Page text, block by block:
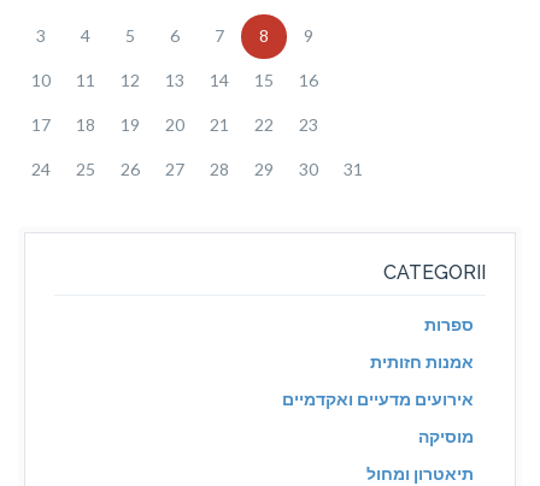
3 4 5 6 7 8 9
10 11 12 13 14 15 16
17 18 19 20 21 22 23
24 25 26 27 28 29 30 31
CATEGORII
ספרות
אמנות חזותית
אירועים מדעיים ואקדמיים
מוסיקה
תיאטרון ומחול